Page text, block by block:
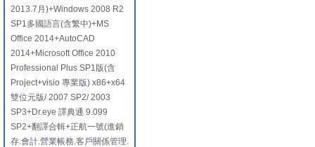
2013.7月)+Windows 2008 R2
SP1多國語言(含繁中)+MS
Office 2014+AutoCAD
2014+Microsoft Office 2010
Professional Plus SP1版(含
Project+visio 專業版) x86+x64
雙位元版/ 2007 SP2/ 2003
SP3+Dr.eye 譯典通 9.099
SP2+翻譯合輯+正航一號(進銷
存.會計.營業帳務.客戶關係管理.